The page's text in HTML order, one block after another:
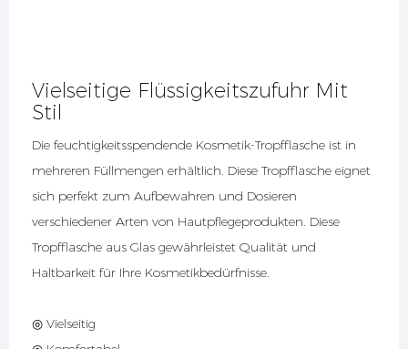
Vielseitige Flüssigkeitszufuhr Mit
Stil
Die feuchtigkeitsspendende Kosmetik-Tropfflasche ist in
mehreren Füllmengen erhältlich. Diese Tropfflasche eignet
sich perfekt zum Aufbewahren und Dosieren
verschiedener Arten von Hautpflegeprodukten. Diese
Tropfflasche aus Glas gewährleistet Qualität und
Haltbarkeit für Ihre Kosmetikbedürfnisse.
◎ Vielseitig